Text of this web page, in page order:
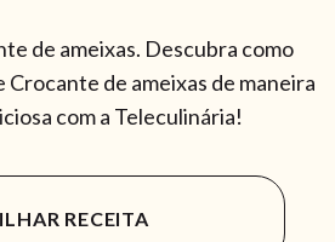
de ameixas. Descubra como
Crocante de ameixas de maneira
com a Teleculinária!
RECEITA